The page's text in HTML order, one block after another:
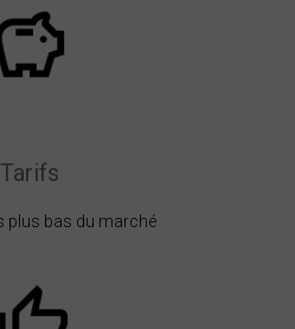
Tarifs
plus bas du marché